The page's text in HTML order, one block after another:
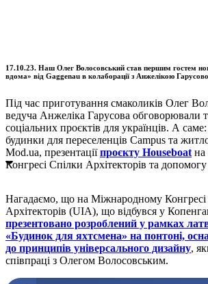
17.10.23. Наш Олег Волосовський став першим гостем
вдома» від Gaggenau в колаборації з Анжелікою
Під час приготування смаколиків Олег
ведуча Анжеліка Гарусова обговорювали
соціальних проєктів для українців. А
будинки для переселенців Campus та
Mod.ua, презентаціїпроєкту Houseboat на
Конгресі Спілки Архітекторів та
Нагадаємо, що на Міжнародному Конгресі
Архітекторів (UIA), що відбувся у
презентовано розроблений у рамках
«Будинок для яхтсмена» на понтоні,
до принципів універсального дизайну,
співпраці з Олегом Волосовським.